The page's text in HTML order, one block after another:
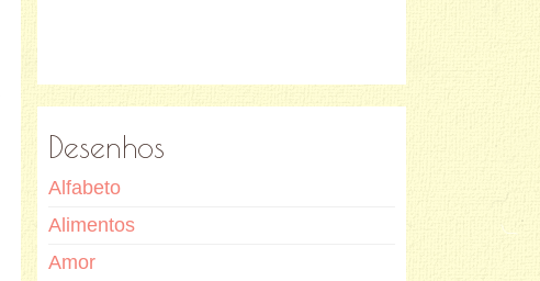
Desenhos
Alfabeto
Alimentos
Amor